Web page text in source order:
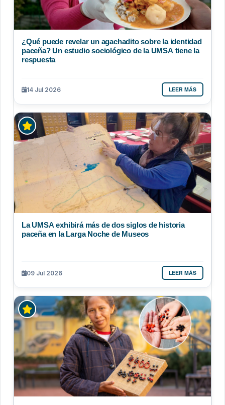
¿Qué puede revelar un agachadito sobre la identidad
paceña? Un estudio sociológico de la UMSA tiene la
respuesta
14 Jul 2026 LEER MÁS
La UMSA exhibirá más de dos siglos de historia
paceña en la Larga Noche de Museos
09 Jul 2026 LEER MÁS